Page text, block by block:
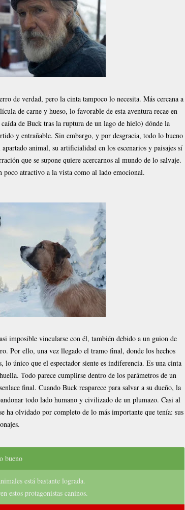
de verdad, pero la cinta tampoco lo necesita. Más cercana a
de carne y hueso, lo favorable de esta aventura recae en
de Buck tras la ruptura de un lago de hielo) dónde la
y entrañable. Sin embargo, y por desgracia, todo lo bueno
animal, su artificialidad en los escenarios y paisajes sí
que se supone quiere acercarnos al mundo de lo salvaje.
poco atractivo a la vista como al lado emocional.
imposible vincularse con él, también debido a un guion de
Por ello, una vez llegado el tramo final, donde los hechos
único que el espectador siente es indiferencia. Es una cinta
Todo parece cumplirse dentro de los parámetros de un
final. Cuando Buck reaparece para salvar a su dueño, la
todo lado humano y civilizado de un plumazo. Casi al
ha olvidado por completo de lo más importante que tenía: sus
bueno
está bastante lograda.
estos protagonistas caninos.